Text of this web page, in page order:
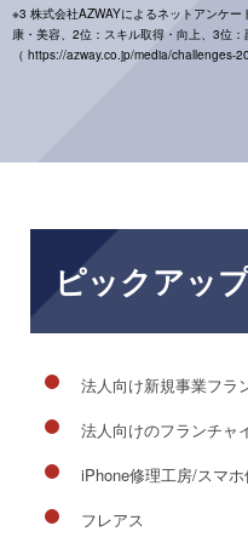
※3 株式会社AZWAYによるネットアンケ
康・美容、2位：スキル取得・向上、3位：
（ https://azway.co.jp/media/challenges-
ピックアッ
法人向け新規事業フラ
法人向けのフランチャ
iPhone修理工房/スマ
フレアス